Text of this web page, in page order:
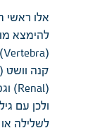
אלו ראשי
להימצא
(Renal) וגפיים (Limb).
ולכן עם
לשלילה